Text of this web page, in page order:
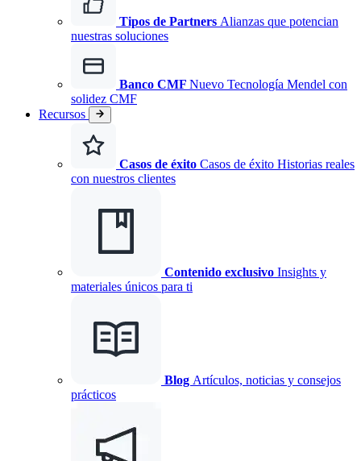
Tipos de Partners Alianzas que potencian
nuestras soluciones
Banco CMF Nuevo Tecnología Mendel con
solidez CMF
Recursos
Casos de éxito Casos de éxito Historias reales
con nuestros clientes
Contenido exclusivo Insights y
materiales únicos para ti
Blog Artículos, noticias y consejos
prácticos